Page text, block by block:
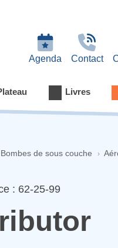
Agenda Contact
Livres
Bombes de sous couche
: 62-25-99